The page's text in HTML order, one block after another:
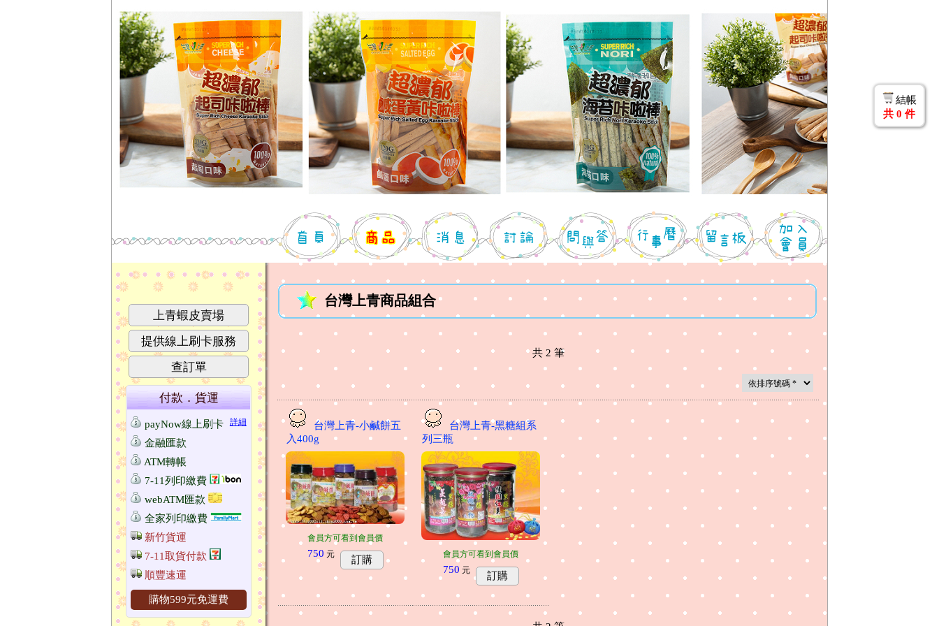
結帳
共 0 件
上青蝦皮賣場
提供線上刷卡服務
查訂單
付款．貨運
詳細
payNow線上刷卡
金融匯款
ATM轉帳
7-11列印繳費
webATM匯款
全家列印繳費
新竹貨運
7-11取貨付款
順豐速運
購物599元免運費
台灣上青商品組合
共2 筆
台灣上青-小鹹餅五
入400g
會員方可看到會員價
750 元 訂購
台灣上青-黑糖組系
列三瓶
會員方可看到會員價
750 元 訂購